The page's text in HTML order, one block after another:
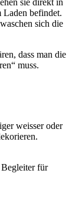
sie direkt in
Laden befindet.
sich die
dass man die
muss.
weisser oder
für